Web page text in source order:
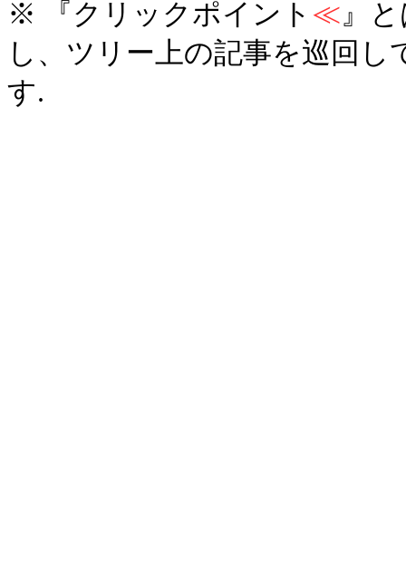
※ 『クリックポイント ≪』
し、ツリー上の記事を巡回
す.